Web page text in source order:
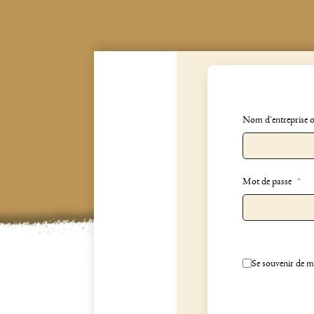
Nom d'entreprise
Mot de passe *
Se souvenir de